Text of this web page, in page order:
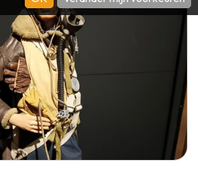
belforten
& -tuinen
treinen
ACTIVITEITEN VOOR
ZOMER
DE GIDS